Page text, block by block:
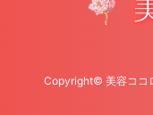
Copyright© 美容ココ